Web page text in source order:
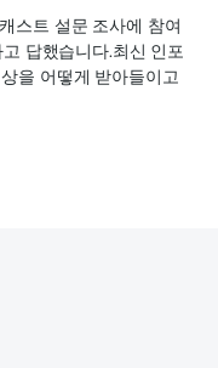
스트 설문 조사에 참여
답했습니다.최신 인포
을 어떻게 받아들이고